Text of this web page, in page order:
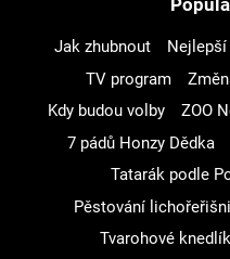
Jak zhubnout
TV program
Kdy budou volby
ZOO
7 pádů Honzy Dědka
Tatarák podle
Pěstování
Tvarohové